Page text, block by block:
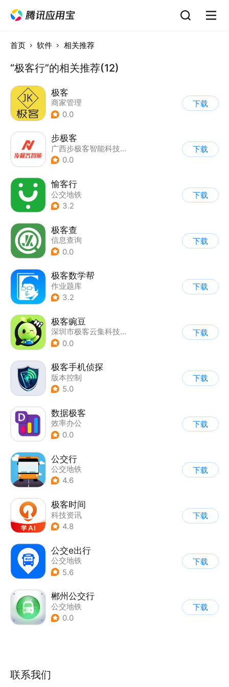
首页 软件 相关推荐
“极客行”的相关推荐(12)
极客
商家管理
0.0
下载
步极客
广西步极客智能科技有限公司
0.0
下载
愉客行
公交地铁
3.2
下载
极客查
信息查询
0.0
下载
极客数学帮
作业题库
3.2
下载
极客豌豆
深圳市极客云集科技有限公司
0.0
下载
极客手机侦探
版本控制
5.0
下载
数据极客
效率办公
0.0
下载
公交行
公交地铁
4.6
下载
极客时间
科技资讯
4.8
下载
公交e出行
公交地铁
5.6
下载
郴州公交行
公交地铁
0.0
下载
联系我们